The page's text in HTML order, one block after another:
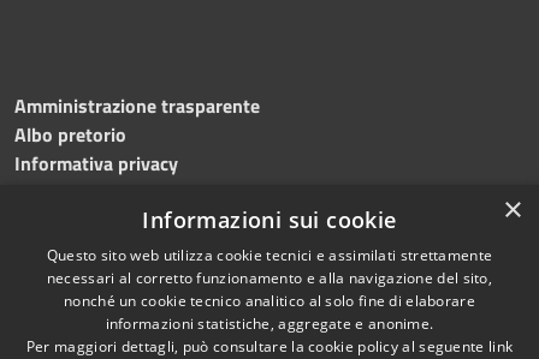
Amministrazione trasparente
Albo pretorio
Informativa privacy
Dichiarazione di accessibilità Meccanismo di feedback
RSS
Copyright © 2026 • Comune di
×
Informazioni sui cookie
Questo sito web utilizza cookie tecnici e assimilati strettamente
necessari al corretto funzionamento e alla navigazione del sito,
nonché un cookie tecnico analitico al solo fine di elaborare
informazioni statistiche, aggregate e anonime.
Per maggiori dettagli, può consultare la cookie policy al seguente link